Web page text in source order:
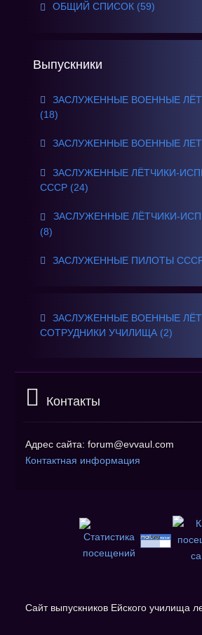
ОБЩИЙ СПИСОК (59)
Выпускники
ЗАСЛУЖЕННЫЕ ВОЕННЫЕ
(18)
ЗАСЛУЖЕННЫЕ ВОЕННЫЕ
ЗАСЛУЖЕННЫЕ ЛЁТЧИКИ-
СССР (24)
ЗАСЛУЖЕННЫЕ ЛЁТЧИКИ-
(8)
ЗАСЛУЖЕННЫЕ ПИЛОТЫ
ЗАСЛУЖЕННЫЕ ВОЕННЫЕ
СОТРУДНИКИ УЧИЛИЩА (2)
Контакты
Адрес сайта: forum@evvaul.com
Контактная информация
Сайт выпускников Ейского училища